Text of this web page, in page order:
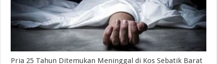
Pria 25 Tahun Ditemukan Meninggal di Kos Sebatik Barat